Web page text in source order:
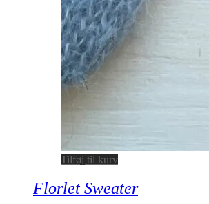
Tilføj til kurv
Florlet Sweater